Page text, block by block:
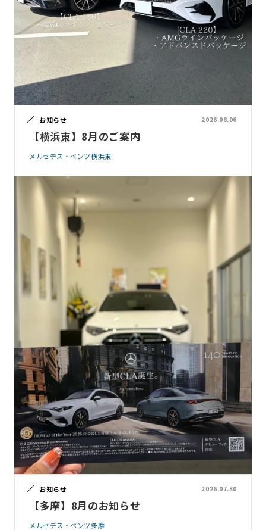
お知らせ 2026.08.06
【横浜東】8月のご案内
メルセデス・ベンツ横浜東
お知らせ 2026.07.30
【多摩】8月のお知らせ
メルセデス・ベンツ多摩